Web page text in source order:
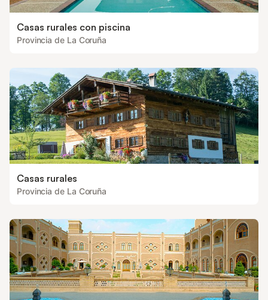
Casas rurales con piscina
Provincia de La Coruña
Casas rurales
Provincia de La Coruña